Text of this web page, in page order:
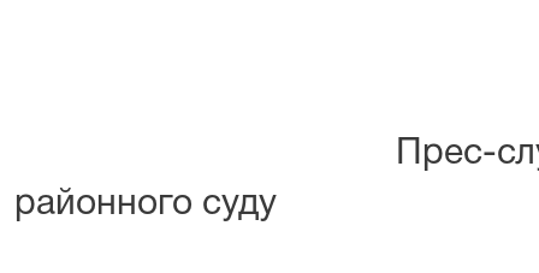
Прес-служба
районного суду